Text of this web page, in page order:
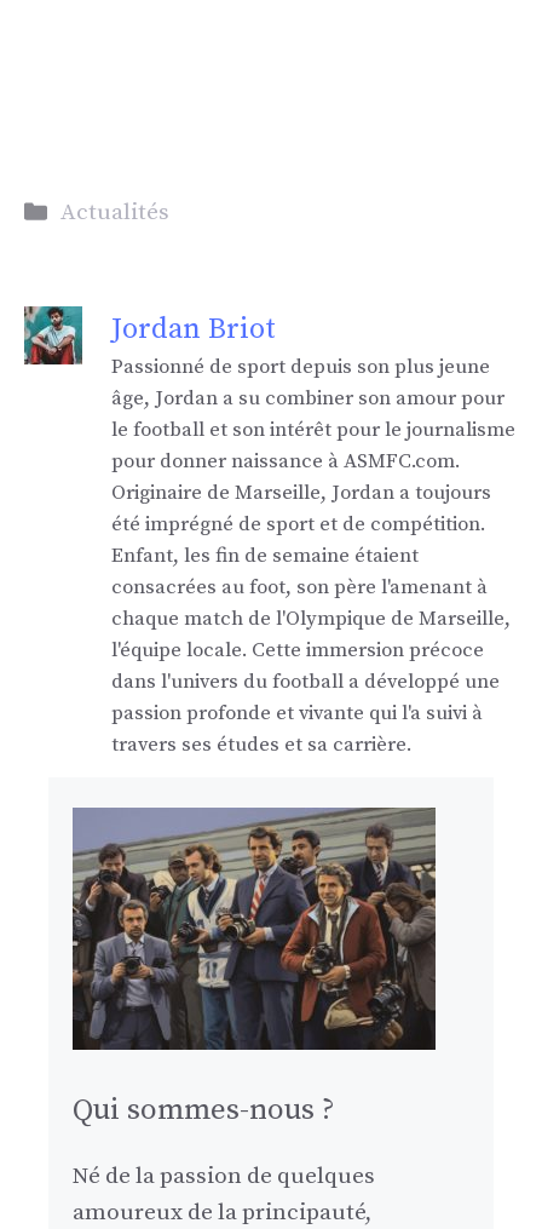
Catégories
Actualités
Jordan Briot
Passionné de sport depuis son plus jeune
âge, Jordan a su combiner son amour pour
le football et son intérêt pour le journalisme
pour donner naissance à ASMFC.com.
Originaire de Marseille, Jordan a toujours
été imprégné de sport et de compétition.
Enfant, les fin de semaine étaient
consacrées au foot, son père l'amenant à
chaque match de l'Olympique de Marseille,
l'équipe locale. Cette immersion précoce
dans l'univers du football a développé une
passion profonde et vivante qui l'a suivi à
travers ses études et sa carrière.
Qui sommes-nous ?
Né de la passion de quelques
amoureux de la principauté,